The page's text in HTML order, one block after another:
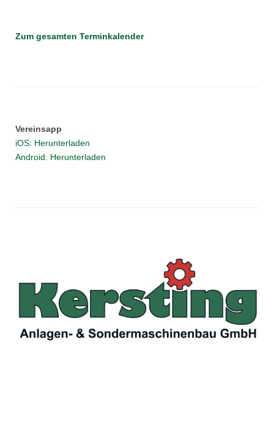
Zum gesamten Terminkalender
Vereinsapp
iOS: Herunterladen
Android: Herunterladen